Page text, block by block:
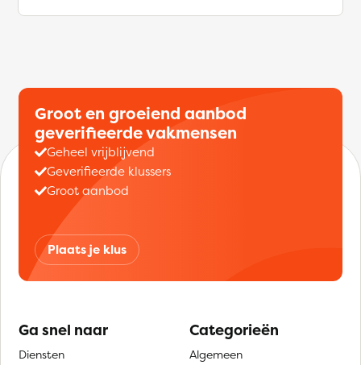
Groot en groeiend aanbod
geverifieerde vakmensen
Geheel vrijblijvend
Geverifieerde klussers
Groot aanbod
Plaats je klus
Ga snel naar
Diensten
Categorieën
Algemeen